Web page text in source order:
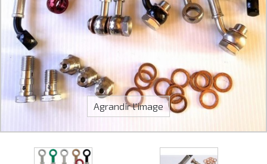
Agrandir l'image